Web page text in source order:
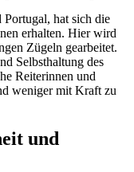
Portugal, hat sich die
erhalten. Hier wird
Zügeln gearbeitet.
Selbsthaltung des
Reiterinnen und
weniger mit Kraft zu
und